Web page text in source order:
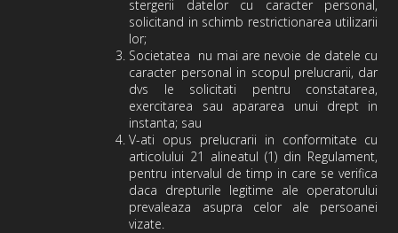
stergerii datelor cu caracter personal,
solicitand in schimb restrictionarea utilizarii
lor;
Societatea nu mai are nevoie de datele cu
caracter personal in scopul prelucrarii, dar
dvs le solicitati pentru constatarea,
exercitarea sau apararea unui drept in
instanta; sau
V-ati opus prelucrarii in conformitate cu
articolului 21 alineatul (1) din Regulament,
pentru intervalul de timp in care se verifica
daca drepturile legitime ale operatorului
prevaleaza asupra celor ale persoanei
vizate.